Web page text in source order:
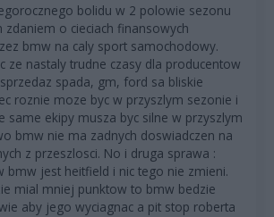
bolidu w 2 polowie sezonu
zdaniem o cieciach finansowych
bmw na caly sport samochodowy.
ze nastaly trudne czasy dla producentow
spada, gm, ford sa bliskie
roznie moze byc w przyszlym sezonie i
same ekipy musza byc silne w przyszlym
bmw nie ma zadnych doswiadczen na
z przeszlosci. No i druga sprawa :
bmw jest heitfield i nic tego nie zmieni.
mial mniej punktow to bmw bedzie
aby jego wyciagnac a pit stop roberta